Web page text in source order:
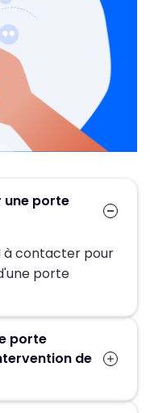
une porte
à contacter pour
porte
porte
de